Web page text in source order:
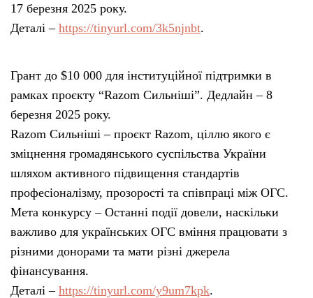
17 березня 2025 року.
Деталі – https://tinyurl.com/3k5njnbt.
Грант до $10 000 для інституційної підтримки в
рамках проєкту “Razom Сильніші”. Дедлайн – 8
березня 2025 року.
Razom Сильніші – проєкт Razom, ціллю якого є
зміцнення громадянського суспільства України
шляхом активного підвищення стандартів
професіоналізму, прозорості та співпраці між ОГС.
Мета конкурсу – Останні події довели, наскільки
важливо для українських ОГС вміння працювати з
різними донорами та мати різні джерела
фінансування.
Деталі – https://tinyurl.com/y9um7kpk.